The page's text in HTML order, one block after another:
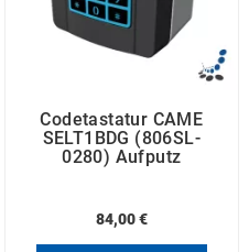
Codetastatur CAME
SELT1BDG (806SL-
0280) Aufputz
84,00 €